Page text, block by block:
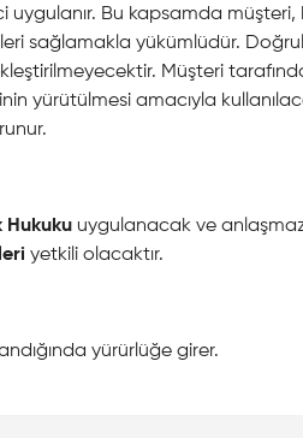
uygulanır. Bu kapsamda
sağlamakla yükümlüdür.
Müşteri
yürütülmesi amacıyla
Hukuku uygulanacak ve
yetkili olacaktır.
yürürlüğe girer.